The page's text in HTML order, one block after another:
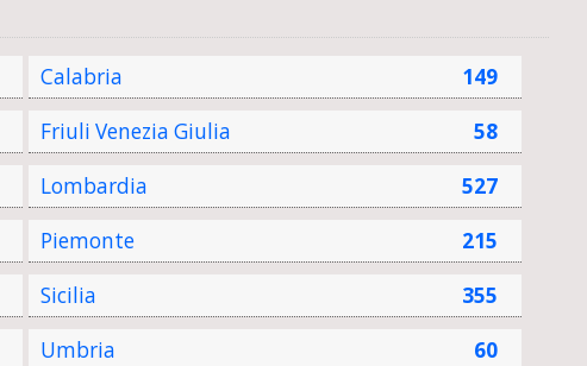
Calabria
149
Friuli Venezia Giulia
58
Lombardia
527
Piemonte
215
Sicilia
355
Umbria
60